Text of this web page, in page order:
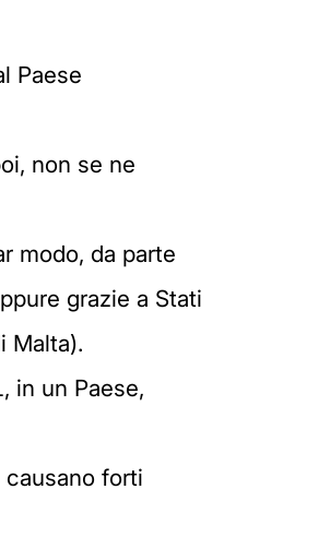
Paese
non se ne
modo, da parte
grazie a Stati
Malta).
in un Paese,
forti